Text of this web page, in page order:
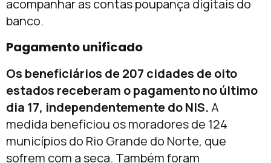
acompanhar as contas poupança digitais do
banco.
Pagamento unificado
Os beneficiários de 207 cidades de oito
estados receberam o pagamento no último
dia 17, independentemente do NIS. A
medida beneficiou os moradores de 124
municípios do Rio Grande do Norte, que
sofrem com a seca. Também foram